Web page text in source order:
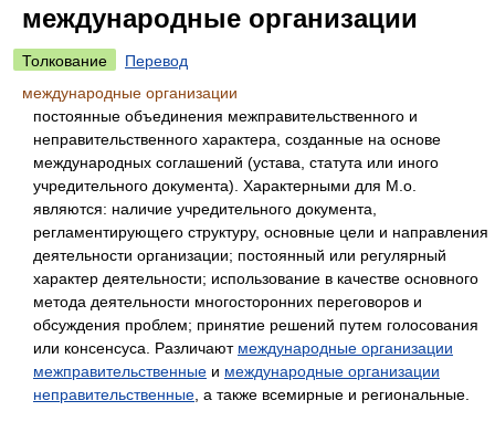
международные организации
Толкование
Перевод
международные организации
постоянные объединения межправительственного и
неправительственного характера, созданные на основе
международных соглашений (устава, статута или иного
учредительного документа). Характерными для М.о.
являются: наличие учредительного документа,
регламентирующего структуру, основные цели и направления
деятельности организации; постоянный или регулярный
характер деятельности; использование в качестве основного
метода деятельности многосторонних переговоров и
обсуждения проблем; принятие решений путем голосования
или консенсуса. Различают международные организации
межправительственные и международные организации
неправительственные , а также всемирные и региональные.